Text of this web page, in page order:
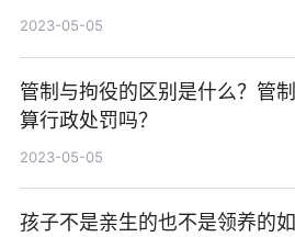
足哪些条件？
2023-05-05
管制与拘役的区别是什么？管制
算行政处罚吗？
2023-05-05
孩子不是亲生的也不是领养的如